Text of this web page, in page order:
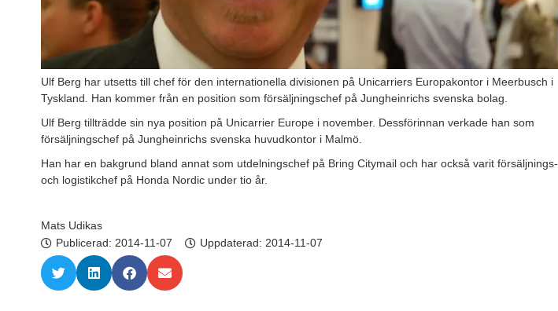
Ulf Berg har utsetts till chef för den internationella divisionen på Unicarriers Europakontor i Meerbusch i
Tyskland. Han kommer från en position som försäljningschef på Jungheinrichs svenska bolag.
Ulf Berg tillträdde sin nya position på Unicarrier Europe i november. Dessförinnan verkade han som
försäljningschef på Jungheinrichs svenska huvudkontor i Malmö.
Han har en bakgrund bland annat som utdelningschef på Bring Citymail och har också varit försäljnings-
och logistikchef på Honda Nordic under tio år.
Mats Udikas
Publicerad: 2014-11-07 Uppdaterad: 2014-11-07